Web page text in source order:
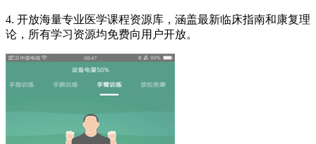
4. 开放海量专业医学课程资源库，涵盖最新临床指南和康复理
论，所有学习资源均免费向用户开放。